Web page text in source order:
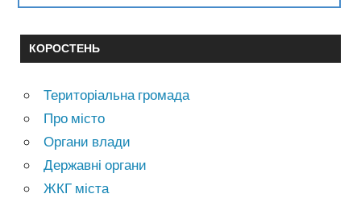
КОРОСТЕНЬ
Територіальна громада
Про місто
Органи влади
Державні органи
ЖКГ міста